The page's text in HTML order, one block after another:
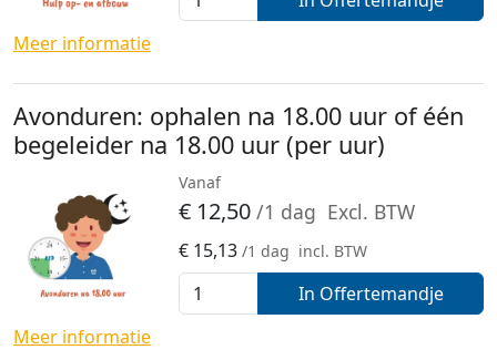
Meer informatie
Avonduren: ophalen na 18.00 uur of één
begeleider na 18.00 uur (per uur)
Vanaf
€ 12,50 /1 dag Excl. BTW
€ 15,13 /1 dag incl. BTW
In Offertemandje
Meer informatie